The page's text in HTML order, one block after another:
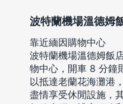
波特蘭機場溫德姆
靠近緬因購物中心
波特蘭機場溫德姆飯
物中心，開車 8 分鐘
以抵達老蘭花海灘港
盡情享受休閒設施，